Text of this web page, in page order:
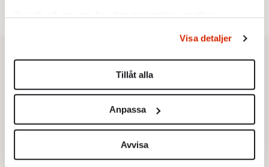
Du kan ändra eller dra tillbaka ditt samtycke när som
helst från cookie-förklaringen.
Vi använder enhetsidentifierare för att anpassa innehållet
för sociala medier och analysera vår trafik. Vi
vidarebefordrar även sådana identifierare och annan
information från din enhet till de sociala medier och
annons- och analysföretag som vi samarbetar med.
Visa detaljer
Tillåt alla
Anpassa
Avvisa